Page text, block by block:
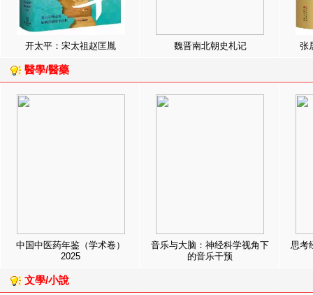
开太平：宋太祖赵匡胤 魏晋南北朝史札记 张
醫學/醫藥
中国中医药年鉴（学术卷）
2025
音乐与大脑：神经科学视角下
的音乐干预
思考
文學/小說